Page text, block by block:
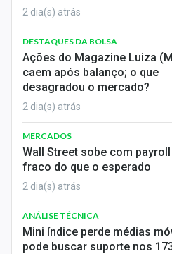
2 dia(s) atrás
DESTAQUES DA BOLSA
Ações do Magazine Luiza
caem após balanço; o que
desagradou o mercado?
2 dia(s) atrás
MERCADOS
Wall Street sobe com
fraco do que o esperado
2 dia(s) atrás
ANÁLISE TÉCNICA
Mini índice perde médias
pode buscar suporte nos